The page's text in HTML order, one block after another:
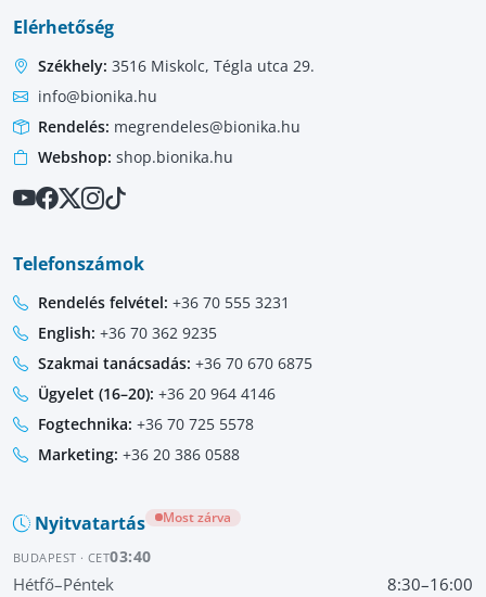
Elérhetőség
Székhely: 3516 Miskolc, Tégla utca 29.
info@bionika.hu
Rendelés: megrendeles@bionika.hu
Webshop: shop.bionika.hu
Telefonszámok
Rendelés felvétel: +36 70 555 3231
English: +36 70 362 9235
Szakmai tanácsadás: +36 70 670 6875
Ügyelet (16–20): +36 20 964 4146
Fogtechnika: +36 70 725 5578
Marketing: +36 20 386 0588
Nyitvatartás Most zárva
BUDAPEST · CET03:40
Hétfő–Péntek
8:30–16:00